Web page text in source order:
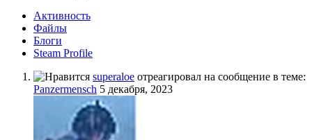
Активность
Файлы
Блоги
Steam Profile
superaloe отреагировал на сообщение в теме:
Panzermensch 5 декабря, 2023